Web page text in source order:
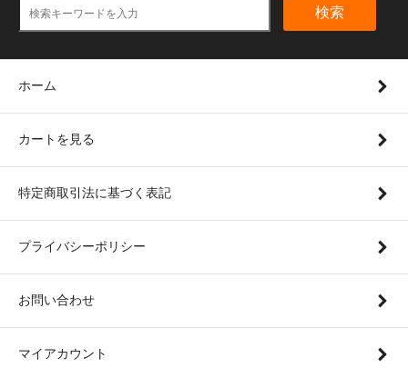
検索
ホーム
カートを見る
特定商取引法に基づく表記
プライバシーポリシー
お問い合わせ
マイアカウント